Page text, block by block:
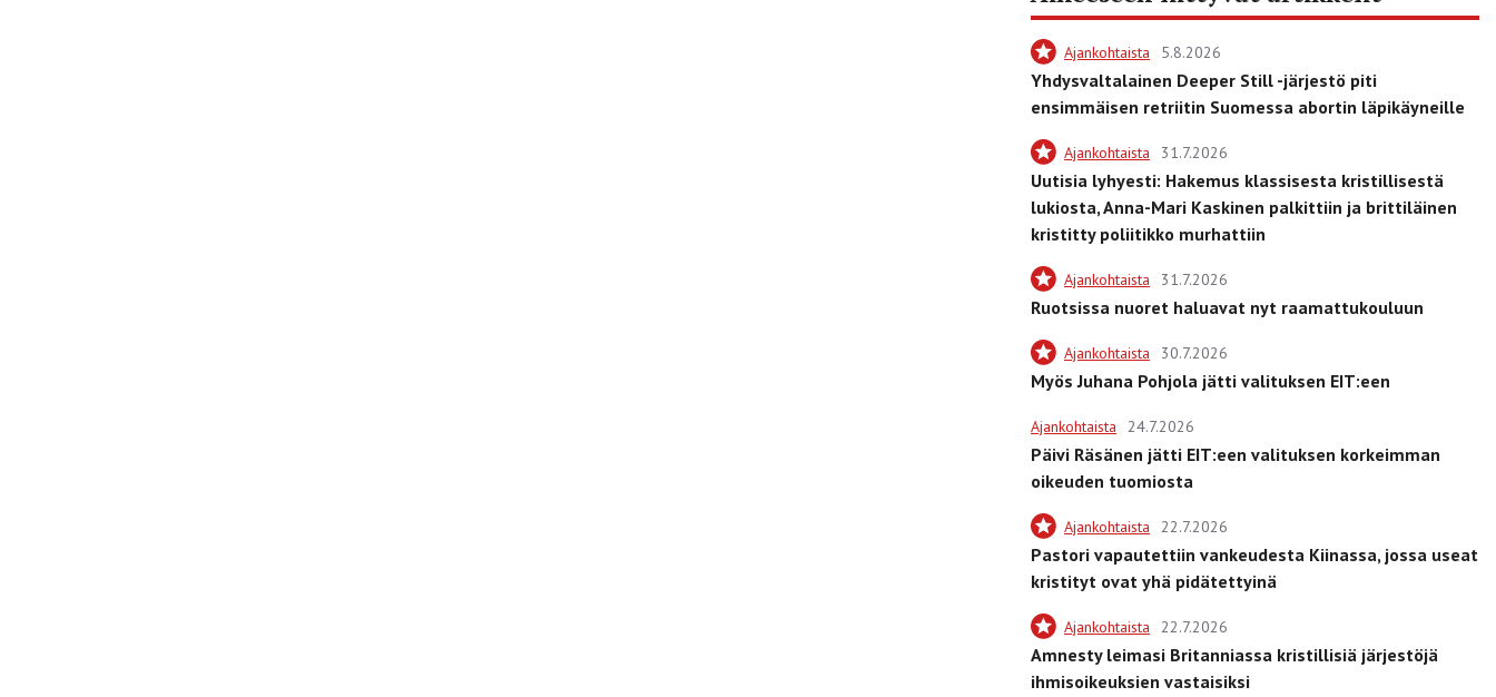
Ajankohtaista 5.8.2026
Yhdysvaltalainen Deeper Still -järjestö piti
ensimmäisen retriitin Suomessa abortin läpikäyneille
Ajankohtaista 31.7.2026
Uutisia lyhyesti: Hakemus klassisesta kristillisestä
lukiosta, Anna-Mari Kaskinen palkittiin ja brittiläinen
kristitty poliitikko murhattiin
Ajankohtaista 31.7.2026
Ruotsissa nuoret haluavat nyt raamattukouluun
Ajankohtaista 30.7.2026
Myös Juhana Pohjola jätti valituksen EIT:een
Ajankohtaista 24.7.2026
Päivi Räsänen jätti EIT:een valituksen korkeimman
oikeuden tuomiosta
Ajankohtaista 22.7.2026
Pastori vapautettiin vankeudesta Kiinassa, jossa useat
kristityt ovat yhä pidätettyinä
Ajankohtaista 22.7.2026
Amnesty leimasi Britanniassa kristillisiä järjestöjä
ihmisoikeuksien vastaisiksi